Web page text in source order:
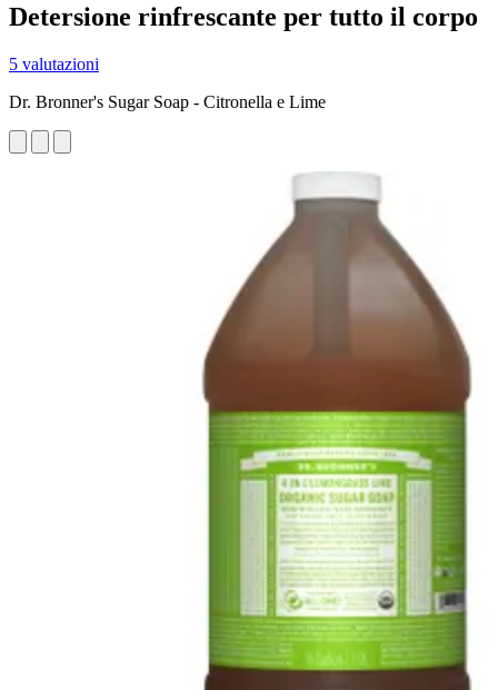
Detersione rinfrescante per tutto il corpo
5 valutazioni
Dr. Bronner's Sugar Soap - Citronella e Lime